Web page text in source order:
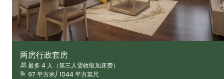
两房行政套房
最多 4 人（第三人需收取加床费）
97 平方米/ 1044 平方英尺